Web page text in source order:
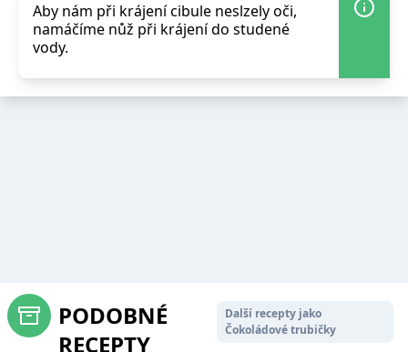
Aby nám při krájení cibule neslzely oči,
namáčíme nůž při krájení do studené
vody.
PODOBNÉ
RECEPTY
Další recepty jako
Čokoládové trubičky